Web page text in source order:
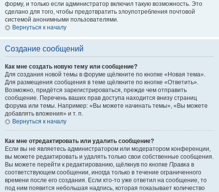
форму, и только если администратор включил такую возможность. Это
сделано для того, чтобы предотвратить злоупотребления почтовой
системой анонимными пользователями.
Вернуться к началу
Создание сообщений
Как мне создать новую тему или сообщение?
Для создания новой темы в форуме щёлкните по кнопке «Новая тема».
Для размещения сообщения в теме щёлкните по кнопке «Ответить».
Возможно, придётся зарегистрироваться, прежде чем отправить
сообщение. Перечень ваших прав доступа находится внизу страниц
форума или темы. Например: «Вы можете начинать темы», «Вы можете
добавлять вложения» и т. п.
Вернуться к началу
Как мне отредактировать или удалить сообщение?
Если вы не являетесь администратором или модератором конференции,
вы можете редактировать и удалять только свои собственные сообщения.
Вы можете перейти к редактированию, щёлкнув по кнопке Правка в
соответствующем сообщении, иногда только в течение ограниченного
времени после его создания. Если кто-то уже ответил на сообщение, то
под ним появится небольшая надпись, которая показывает количество